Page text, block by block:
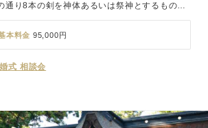
通り8本の剣を神体あるいは祭神とするものの
主神、日本武尊を祭神とするものなど様々な言
本殿内は空調設備を完備。バリアフリー対応可
ます。
本料金 95,000円
式 相談会